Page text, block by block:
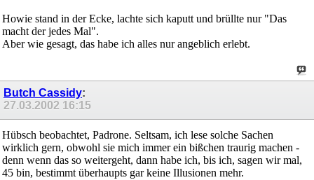
Howie stand in der Ecke, lachte sich kaputt und brüllte nur "Das
macht der jedes Mal".
Aber wie gesagt, das habe ich alles nur angeblich erlebt.
Butch Cassidy:
27.03.2002 16:15
Hübsch beobachtet, Padrone. Seltsam, ich lese solche Sachen
wirklich gern, obwohl sie mich immer ein bißchen traurig machen -
denn wenn das so weitergeht, dann habe ich, bis ich, sagen wir mal,
45 bin, bestimmt überhaupts gar keine Illusionen mehr.